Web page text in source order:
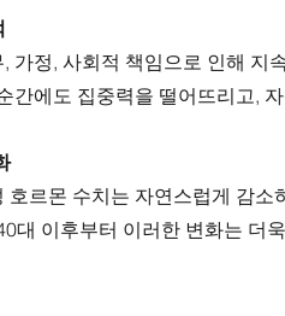
가정, 사회적 책임으로 인해 지
간에도 집중력을 떨어뜨리고,
호르몬 수치는 자연스럽게 감
대 이후부터 이러한 변화는 더